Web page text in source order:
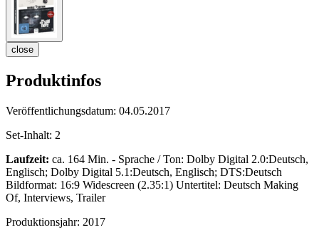
close
Produktinfos
Veröffentlichungsdatum: 04.05.2017
Set-Inhalt: 2
Laufzeit: ca. 164 Min. - Sprache / Ton: Dolby Digital 2.0:Deutsch,
Englisch; Dolby Digital 5.1:Deutsch, Englisch; DTS:Deutsch
Bildformat: 16:9 Widescreen (2.35:1) Untertitel: Deutsch Making
Of, Interviews, Trailer
Produktionsjahr: 2017